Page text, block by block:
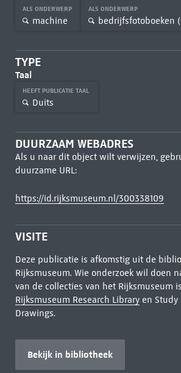
ALS ONDERWERP
machine
ALS ONDERWERP
bedrijfsfotoboeken
TYPE
Taal
HEEFT PUBLICATIE TAAL
Duits
DUURZAAM WEBADRES
Als u naar dit object wilt verwijzen,
duurzame URL:
https://id.rijksmuseum.nl/300338109
VISITE
Deze publicatie is afkomstig uit de
Rijksmuseum. Wie onderzoek wil doen
van de collecties van het Rijksmuseum
Rijksmuseum Research Libraryen Study
Drawings.
Bekijk in bibliotheek